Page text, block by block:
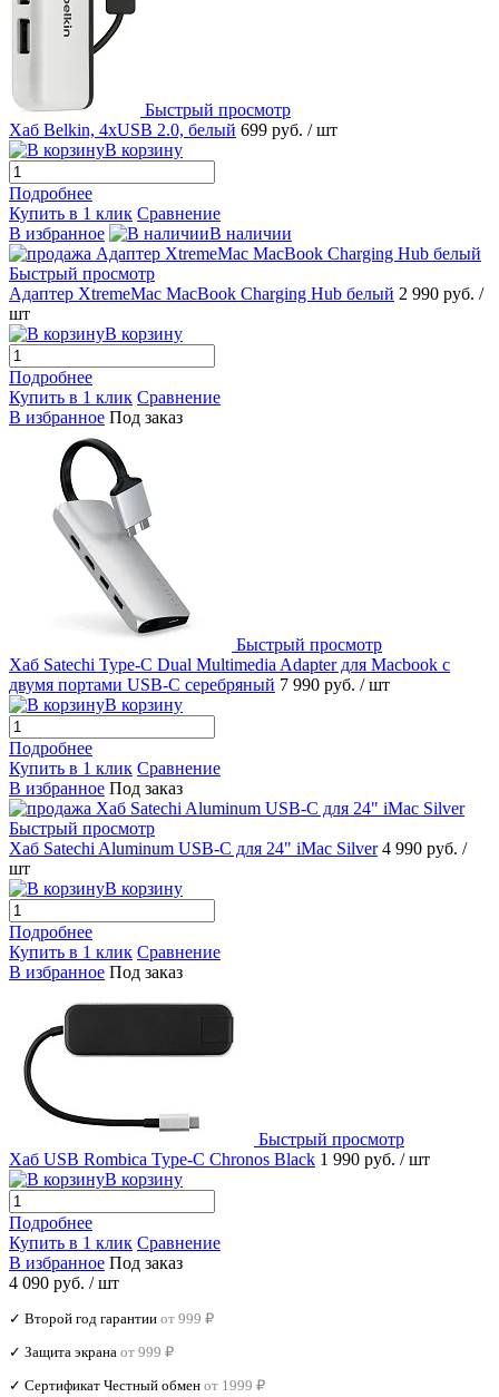
Быстрый просмотр
Хаб Belkin, 4хUSB 2.0, белый 699 руб. / шт
В корзину
Подробнее
Купить в 1 клик Сравнение
В избранное
В наличии
Быстрый просмотр
Адаптер XtremeMac MacBook Charging Hub белый 2 990 руб. /
шт
В корзину
Подробнее
Купить в 1 клик Сравнение
В избранное Под заказ
Быстрый просмотр
Хаб Satechi Type-C Dual Multimedia Adapter для Macbook с
двумя портами USB-C серебряный 7 990 руб. / шт
В корзину
Подробнее
Купить в 1 клик Сравнение
В избранное Под заказ
Быстрый просмотр
Хаб Satechi Aluminum USB-C для 24" iMac Silver 4 990 руб. /
шт
В корзину
Подробнее
Купить в 1 клик Сравнение
В избранное Под заказ
Быстрый просмотр
Хаб USB Rombica Type-C Chronos Black 1 990 руб. / шт
В корзину
Подробнее
Купить в 1 клик Сравнение
В избранное Под заказ
4 090 руб. / шт
✓ Второй год гарантии от 999 ₽
✓ Защита экрана от 999 ₽
✓ Сертификат Честный обмен от 1999 ₽